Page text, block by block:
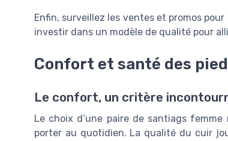
Enfin, surveillez les ventes et promos
investir dans un modèle de qualité pour
Confort et santé des
Le confort, un critère
Le choix d’une paire de santiags
porter au quotidien. La qualité du cuir